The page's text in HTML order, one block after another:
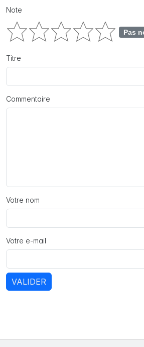
Note
Pas
Titre
Commentaire
Votre nom
Votre e-mail
VALIDER